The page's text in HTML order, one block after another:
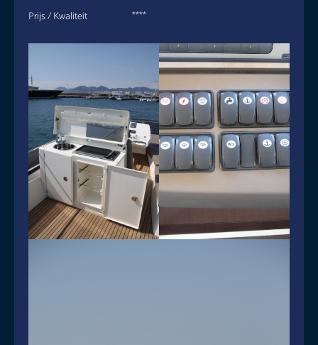
Prijs / Kwaliteit ****